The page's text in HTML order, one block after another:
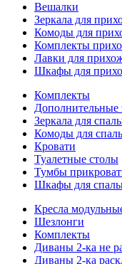
Вешалки
Зеркала для
Комоды для
Комплекты
Лавки для
Шкафы для
Комплекты
Дополнительные
Зеркала для
Комоды для
Кровати
Туалетные столы
Тумбы
Шкафы для
Кресла
Шезлонги
Комплекты
Диваны 2-ка не
Диваны 2-ка